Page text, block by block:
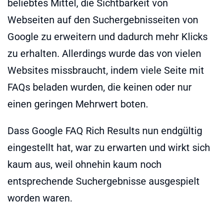
beliebtes Mittel, die Sichtbarkeit von
Webseiten auf den Suchergebnisseiten von
Google zu erweitern und dadurch mehr Klicks
zu erhalten. Allerdings wurde das von vielen
Websites missbraucht, indem viele Seite mit
FAQs beladen wurden, die keinen oder nur
einen geringen Mehrwert boten.
Dass Google FAQ Rich Results nun endgültig
eingestellt hat, war zu erwarten und wirkt sich
kaum aus, weil ohnehin kaum noch
entsprechende Suchergebnisse ausgespielt
worden waren.